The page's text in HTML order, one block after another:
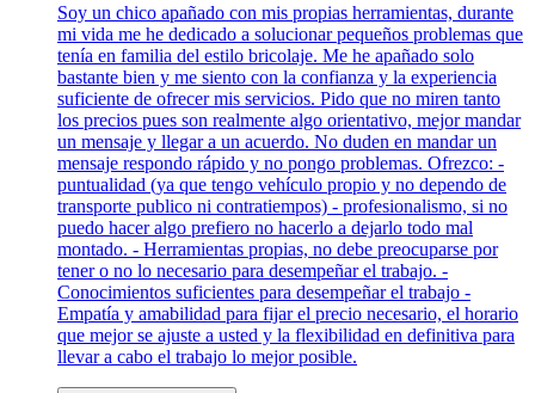
Soy un chico apañado con mis propias herramientas, durante
mi vida me he dedicado a solucionar pequeños problemas que
tenía en familia del estilo bricolaje. Me he apañado solo
bastante bien y me siento con la confianza y la experiencia
suficiente de ofrecer mis servicios. Pido que no miren tanto
los precios pues son realmente algo orientativo, mejor mandar
un mensaje y llegar a un acuerdo. No duden en mandar un
mensaje respondo rápido y no pongo problemas. Ofrezco: -
puntualidad (ya que tengo vehículo propio y no dependo de
transporte publico ni contratiempos) - profesionalismo, si no
puedo hacer algo prefiero no hacerlo a dejarlo todo mal
montado. - Herramientas propias, no debe preocuparse por
tener o no lo necesario para desempeñar el trabajo. -
Conocimientos suficientes para desempeñar el trabajo -
Empatía y amabilidad para fijar el precio necesario, el horario
que mejor se ajuste a usted y la flexibilidad en definitiva para
llevar a cabo el trabajo lo mejor posible.